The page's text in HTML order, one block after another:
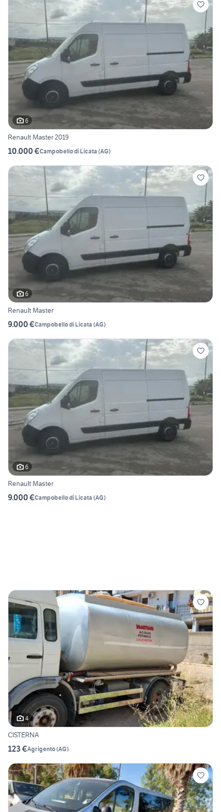
6
Renault Master 2019
10.000 €Campobello di Licata (AG)
6
Renault Master
9.000 €Campobello di Licata (AG)
6
Renault Master
9.000 €Campobello di Licata (AG)
4
CISTERNA
123 €Agrigento(AG)